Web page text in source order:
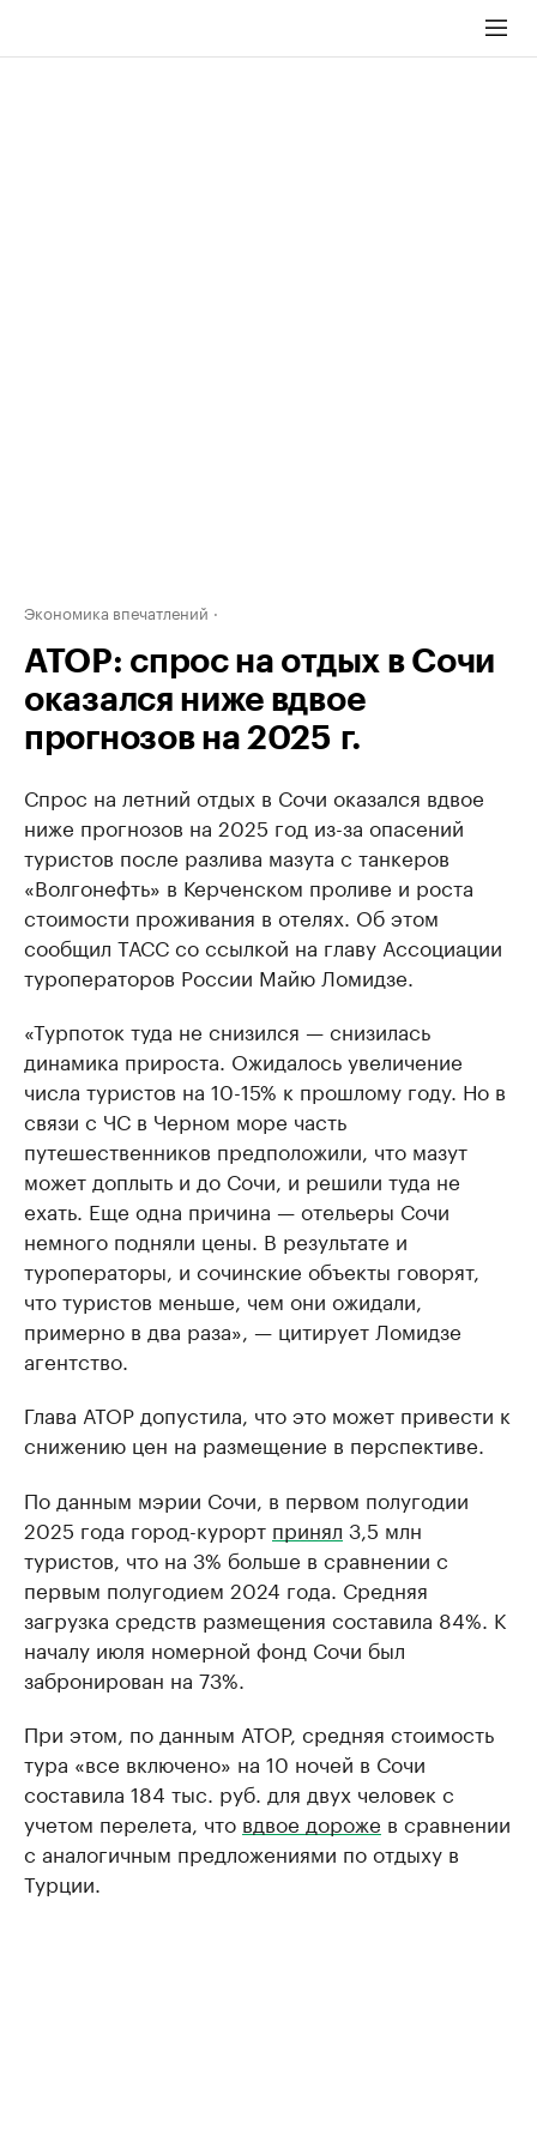
Экономика впечатлений
АТОР: спрос на отдых в Сочи
оказался ниже вдвое
прогнозов на 2025 г.
Спрос на летний отдых в Сочи оказался вдвое
ниже прогнозов на 2025 год из-за опасений
туристов после разлива мазута с танкеров
«Волгонефть» в Керченском проливе и роста
стоимости проживания в отелях. Об этом
сообщил ТАСС со ссылкой на главу Ассоциации
туроператоров России Майю Ломидзе.
«Турпоток туда не снизился — снизилась
динамика прироста. Ожидалось увеличение
числа туристов на 10-15% к прошлому году. Но в
связи с ЧС в Черном море часть
путешественников предположили, что мазут
может доплыть и до Сочи, и решили туда не
ехать. Еще одна причина — отельеры Сочи
немного подняли цены. В результате и
туроператоры, и сочинские объекты говорят,
что туристов меньше, чем они ожидали,
примерно в два раза», — цитирует Ломидзе
агентство.
Глава АТОР допустила, что это может привести к
снижению цен на размещение в перспективе.
По данным мэрии Сочи, в первом полугодии
2025 года город-курорт принял 3,5 млн
туристов, что на 3% больше в сравнении с
первым полугодием 2024 года. Средняя
загрузка средств размещения составила 84%. К
началу июля номерной фонд Сочи был
забронирован на 73%.
При этом, по данным АТОР, средняя стоимость
тура «все включено» на 10 ночей в Сочи
составила 184 тыс. руб. для двух человек с
учетом перелета, что вдвое дороже в сравнении
с аналогичным предложениями по отдыху в
Турции.